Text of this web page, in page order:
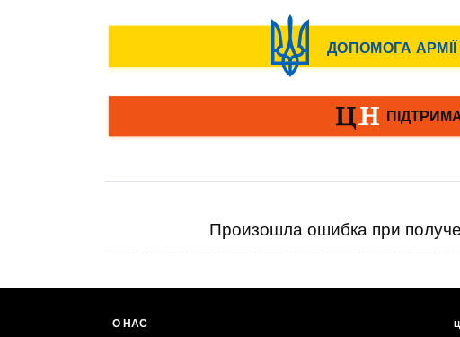
Произошла ошибка при
О НАС